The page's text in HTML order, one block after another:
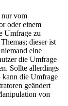
nur vom
oder einem
Umfrage zu
dieser ist
eine
die Umfrage
Sollte allerdings
kann die Umfrage
geändert
von